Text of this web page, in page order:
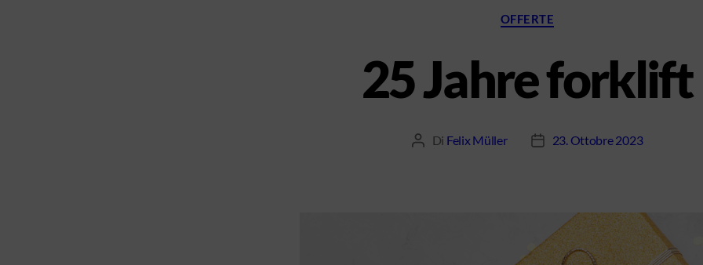
OFFERTE
25 Jahre forklift
Di Felix Müller 23. Ottobre 2023